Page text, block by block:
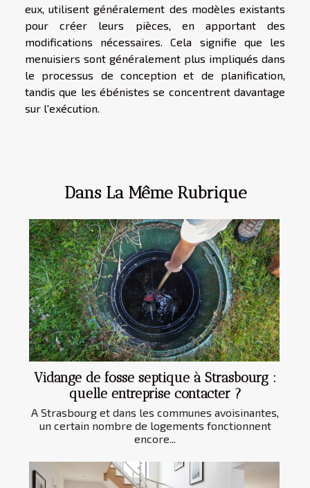
eux, utilisent généralement des modèles existants
pour créer leurs pièces, en apportant des
modifications nécessaires. Cela signifie que les
menuisiers sont généralement plus impliqués dans
le processus de conception et de planification,
tandis que les ébénistes se concentrent davantage
sur l'exécution.
Dans La Même Rubrique
Vidange de fosse septique à Strasbourg :
quelle entreprise contacter ?
A Strasbourg et dans les communes avoisinantes,
un certain nombre de logements fonctionnent
encore...